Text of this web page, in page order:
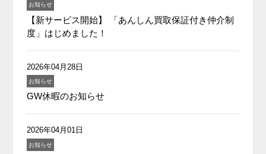
お知らせ
【新サービス開始】 「あんしん買取保証付き仲介制
度」はじめました！
2026年04月28日
お知らせ
GW休暇のお知らせ
2026年04月01日
お知らせ